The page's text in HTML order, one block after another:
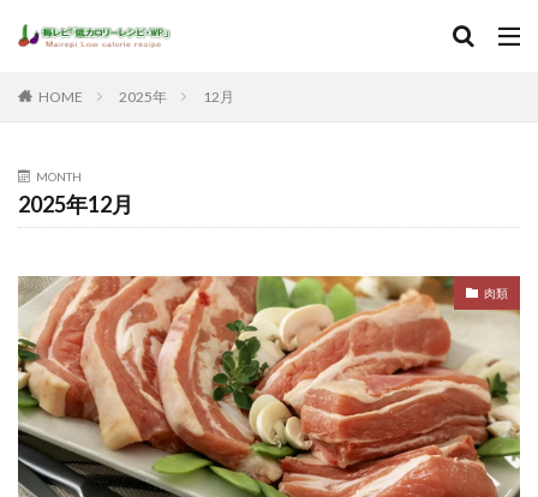
HOME 2025年 12月
MONTH
2025年12月
肉類